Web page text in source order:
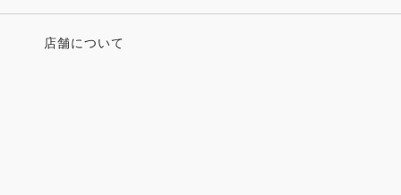
店舗について